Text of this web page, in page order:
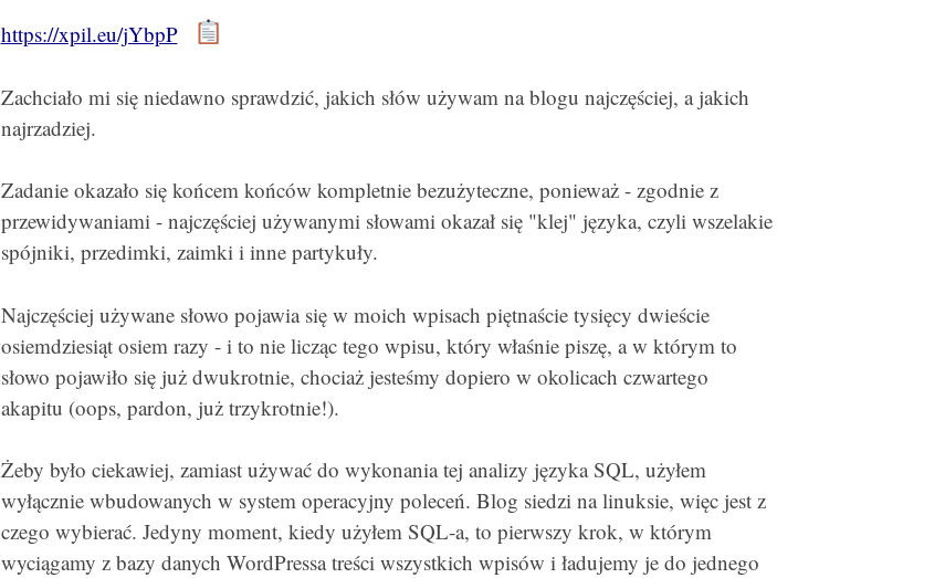
https://xpil.eu/jYbpP
Zachciało mi się niedawno sprawdzić, jakich słów używam na blogu najczęściej, a jakich
najrzadziej.
Zadanie okazało się końcem końców kompletnie bezużyteczne, ponieważ - zgodnie z
przewidywaniami - najczęściej używanymi słowami okazał się "klej" języka, czyli wszelakie
spójniki, przedimki, zaimki i inne partykuły.
Najczęściej używane słowo pojawia się w moich wpisach piętnaście tysięcy dwieście
osiemdziesiąt osiem razy - i to nie licząc tego wpisu, który właśnie piszę, a w którym to
słowo pojawiło się już dwukrotnie, chociaż jesteśmy dopiero w okolicach czwartego
akapitu (oops, pardon, już trzykrotnie!).
Żeby było ciekawiej, zamiast używać do wykonania tej analizy języka SQL, użyłem
wyłącznie wbudowanych w system operacyjny poleceń. Blog siedzi na linuksie, więc jest z
czego wybierać. Jedyny moment, kiedy użyłem SQL-a, to pierwszy krok, w którym
wyciągamy z bazy danych WordPressa treści wszystkich wpisów i ładujemy je do jednego